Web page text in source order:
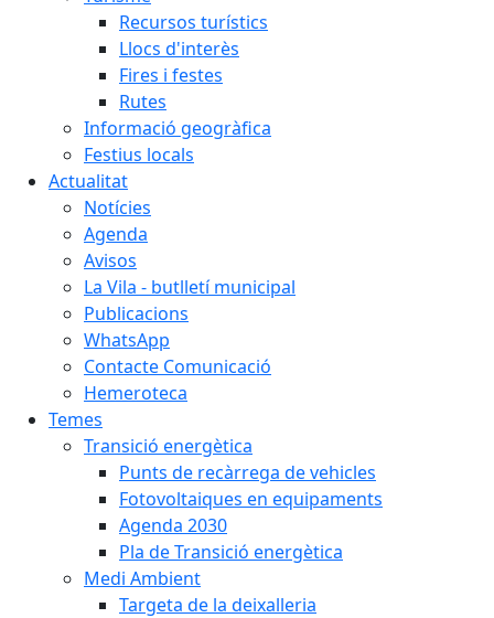
Recursos turístics
Llocs d'interès
Fires i festes
Rutes
Informació geogràfica
Festius locals
Actualitat
Notícies
Agenda
Avisos
La Vila - butlletí municipal
Publicacions
WhatsApp
Contacte Comunicació
Hemeroteca
Temes
Transició energètica
Punts de recàrrega de vehicles
Fotovoltaiques en equipaments
Agenda 2030
Pla de Transició energètica
Medi Ambient
Targeta de la deixalleria